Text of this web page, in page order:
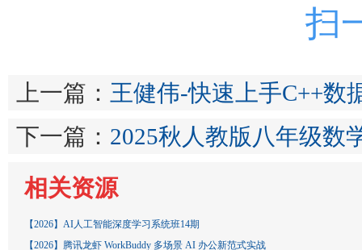
扫
上一篇： 王健伟-快速上手C++数
下一篇： 2025秋人教版八年级数
相关资源
【2026】AI人工智能深度学习系统班14期
【2026】腾讯龙虾 WorkBuddy 多场景 AI 办公新范式实战